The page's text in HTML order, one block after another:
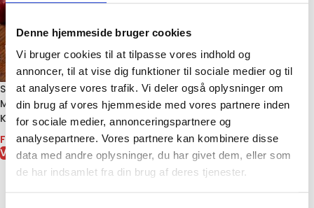
Denne hjemmeside bruger cookies
Vi bruger cookies til at tilpasse vores indhold og
annoncer, til at vise dig funktioner til sociale medier og til
at analysere vores trafik. Vi deler også oplysninger om
din brug af vores hjemmeside med vores partnere inden
for sociale medier, annonceringspartnere og
analysepartnere. Vores partnere kan kombinere disse
data med andre oplysninger, du har givet dem, eller som
de har indsamlet fra din brug af deres tjenester.
Striploin / Oksefilet Steaks –
Møre Bøffer med Fedtkant
Klar til Grill og Pande
Fra75,00kr.
VÆLG MULIGHEDER